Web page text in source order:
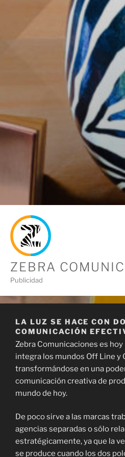
ZEBRA
Publicidad
LA LUZ SE HACE CON
COMUNICACIÓN
Zebra Comunicaciones es
integra los mundos Off Line y
transformándose en una
comunicación creativa de
mundo de hoy.
De poco sirve a las marcas
agencias separadas o sólo
estratégicamente, ya que la
se produce cuando los dos